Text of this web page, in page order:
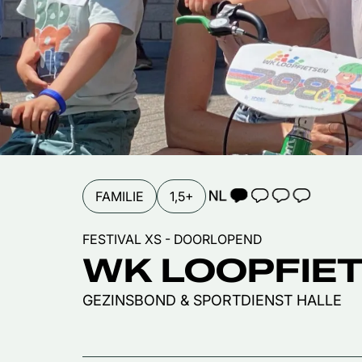
FAMILIE 1,5+ TAALICOON 1
WK
GEZINSBOND & SPORTDIENST HALLE
FESTIVAL XS - DOORLOPEND